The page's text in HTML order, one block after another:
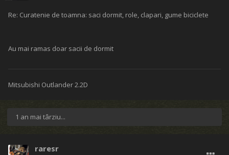
Re: Curatenie de toamna: saci dormit, role, clapari, gume biciclete
Au mai ramas doar sacii de dormit
Mitsubishi Outlander 2.2D
1 an mai târziu...
raresr